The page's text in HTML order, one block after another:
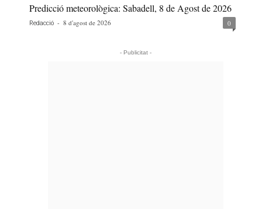
Predicció meteorològica: Sabadell, 8 de Agost de 2026
Redacció - 8 d'agost de 2026 0
- Publicitat -